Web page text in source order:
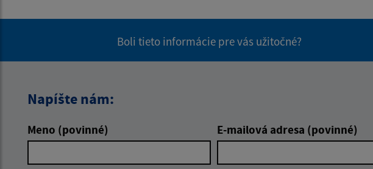
Boli tieto informácie pre vás užitočné?
Napíšte nám:
Meno (povinné) E-mailová adresa (povinné)